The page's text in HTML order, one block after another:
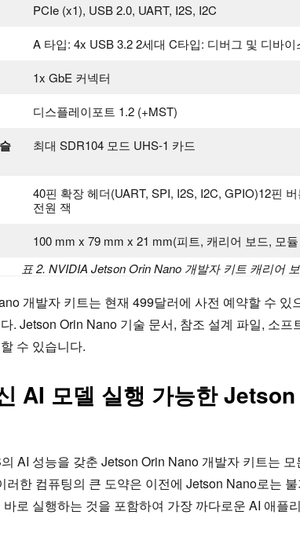
PCIe (x1), USB 2.0, UART, I2S, I2C
A 타입: 4x USB 3.2 2세대 C타입: 디버그 및 디바이
1x GbE 커넥터
디스플레이포트 1.2 (+MST)
최대 SDR104 모드 UHS-1 카드
40핀 확장 헤더(UART, SPI, I2S, I2C, GPIO)12핀
전원 잭
100 mm x 79 mm x 21 mm(피트, 캐리어 보드, 모
표 2. NVIDIA Jetson Orin Nano 개발자 키트 캐리어
개발자 키트는 현재 499달러에 사전 예약할 수 있
. Jetson Orin Nano 기술 문서, 참조 설계 파일, 소프
수 있습니다.
AI 모델 실행 가능한
AI 성능을 갖춘 Jetson Orin Nano 개발자 키트는
러한 컴퓨팅의 큰 도약은 이전에 Jetson Nano로는
로 실행하는 것을 포함하여 가장 까다로운 AI 애플